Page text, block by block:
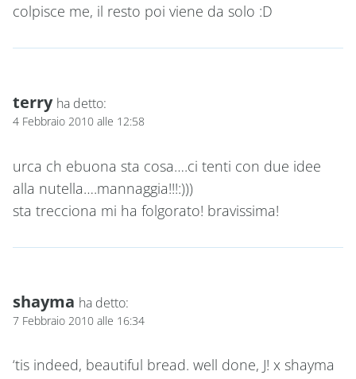
colpisce me, il resto poi viene da solo :D
terry ha detto:
4 Febbraio 2010 alle 12:58
urca ch ebuona sta cosa….ci tenti con due idee
alla nutella….mannaggia!!!:)))
sta trecciona mi ha folgorato! bravissima!
shayma ha detto:
7 Febbraio 2010 alle 16:34
‘tis indeed, beautiful bread. well done, J! x shayma